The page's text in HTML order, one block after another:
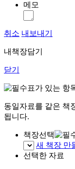
메모
취소 내보내기
내책장담기
닫기
표가 있는 항
동일자료를 같은 책
됩니다.
책장선택
새 책장 만
선택한 자료